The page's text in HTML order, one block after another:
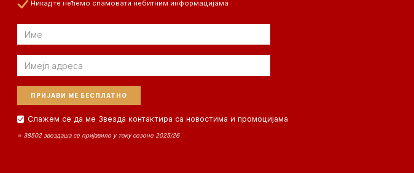
Никад те нећемо спамовати небитним информацијама
Email
Email
Слажем се да ме Звезда контактира са новостима и промоцијама
⭐ 38502 звездаша се пријавило у току сезоне 2025/26